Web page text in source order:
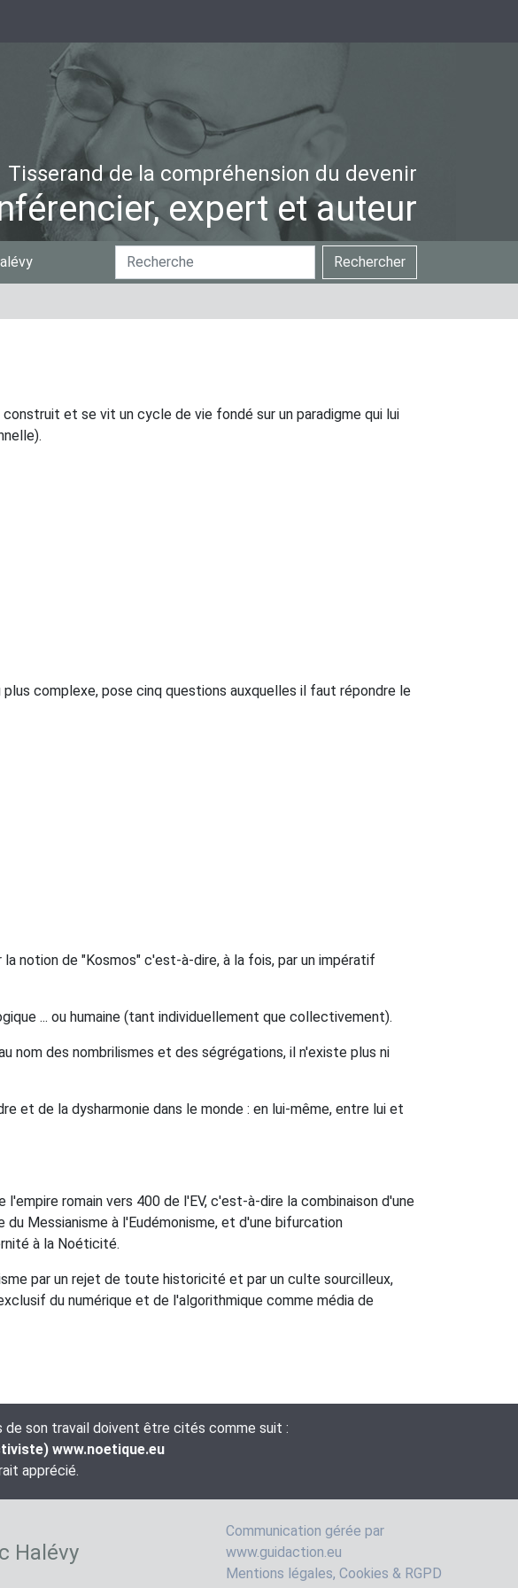
Tisserand de la compréhension du devenir
expert et auteur
Chercher
par
Rechercher
Recherche
avancée…
et se vit un cycle de vie fondé sur un paradigme qui lui
complexe, pose cinq questions auxquelles il faut répondre le
notion de "Kosmos" c'est-à-dire, à la fois, par un impératif
... ou humaine (tant individuellement que collectivement).
nom des nombrilismes et des ségrégations, il n'existe plus ni
et de la dysharmonie dans le monde : en lui-même, entre lui et
romain vers 400 de l'EV, c'est-à-dire la combinaison d'une
Messianisme à l'Eudémonisme, et d'une bifurcation
à la Noéticité.
par un rejet de toute historicité et par un culte sourcilleux,
du numérique et de l'algorithmique comme média de
son travail doivent être cités comme suit :
www.noetique.eu
apprécié.
Halévy
Communication gérée par
www.guidaction.eu
Mentions légales, Cookies & RGPD